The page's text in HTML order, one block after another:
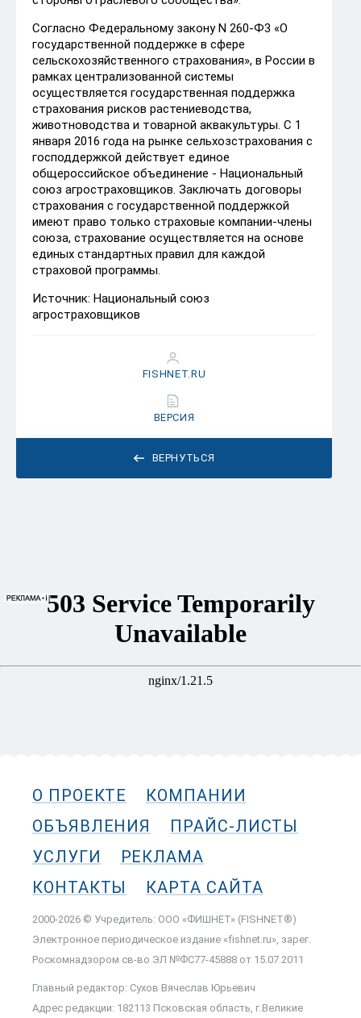
Согласно Федеральному закону N 260-Ф3 «О
государственной поддержке в сфере
сельскохозяйственного страхования», в России в
рамках централизованной системы
осуществляется государственная поддержка
страхования рисков растениеводства,
животноводства и товарной аквакультуры. С 1
января 2016 года на рынке сельхозстрахования с
господдержкой действует единое
общероссийское объединение - Национальный
союз агростраховщиков. Заключать договоры
страхования с государственной поддержкой
имеют право только страховые компании-члены
союза, страхование осуществляется на основе
единых стандартных правил для каждой
страховой программы.
Источник: Национальный союз
агростраховщиков
ВЕРНУТЬСЯ
FISHNET.RU
ВЕРСИЯ
О ПРОЕКТЕ
КОМПАНИИ
ОБЪЯВЛЕНИЯ
ПРАЙС-ЛИСТЫ
УСЛУГИ
РЕКЛАМА
КОНТАКТЫ
КАРТА САЙТА
2000-2026 © Учредитель: ООО «ФИШНЕТ» (FISHNET®)
Электронное периодическое издание «fishnet.ru», зарег.
Роскомнадзором cв-во ЭЛ №ФС77-45888 от 15.07.2011
Главный редактор: Сухов Вячеслав Юрьевич
Адрес редакции: 182113 Псковская область, г.Великие